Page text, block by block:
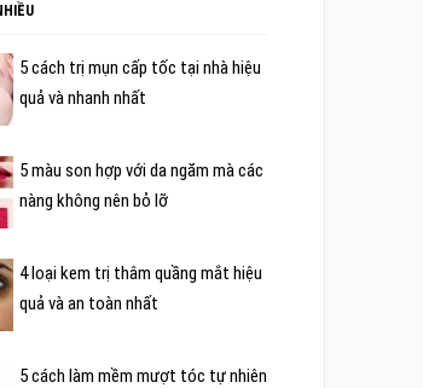
5 cách trị mụn cấp tốc tại nhà hiệu
quả và nhanh nhất
5 màu son hợp với da ngăm mà các
nàng không nên bỏ lỡ
4 loại kem trị thâm quầng mắt hiệu
quả và an toàn nhất
5 cách làm mềm mượt tóc tự nhiên